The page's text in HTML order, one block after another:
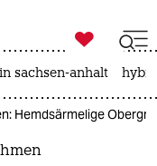

taz zahl ich
sachsen-anhalt
Hemdsärmelige